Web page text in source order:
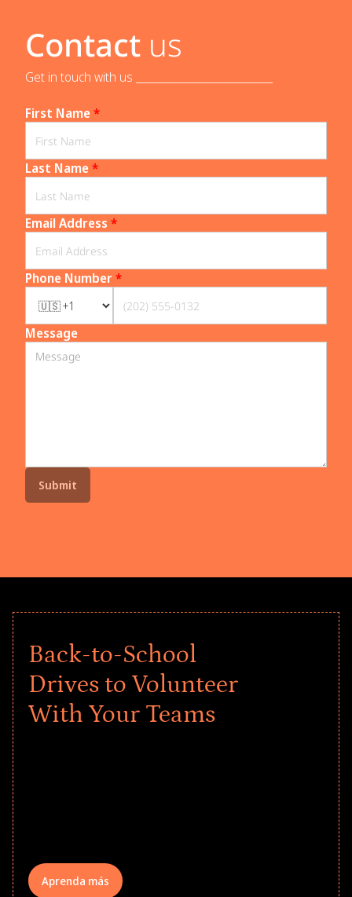
Contact us
Get in touch with us _____________________________
First Name*
Last Name*
Email Address *
Phone Number*
Message
Back-to-School
Drives to Volunteer
With Your Teams
Aprenda más